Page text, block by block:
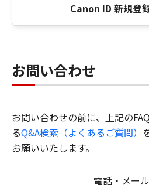
Canon ID 新規登
お問い合わせ
お問い合わせの前に、上記の
るQ&A検索（よくあるご質問）
お願いいたします。
電話・メー